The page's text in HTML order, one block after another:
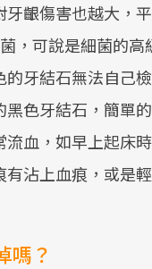
牙齦傷害也越大，
，可說是細菌的高
的牙結石無法自己
黑色牙結石，簡單
流血，如早上起床
有沾上血痕，或是
嗎？